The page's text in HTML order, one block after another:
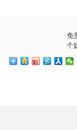
免
个